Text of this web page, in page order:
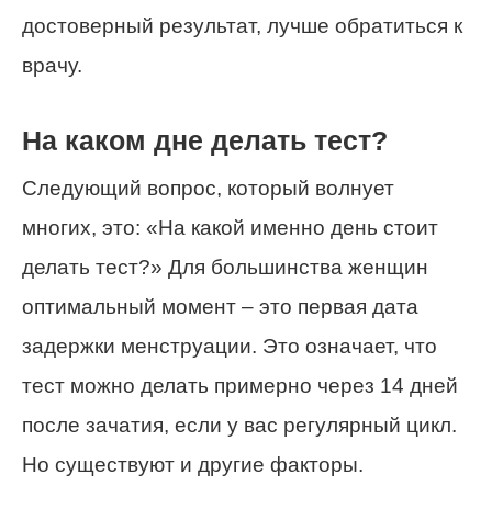
достоверный результат, лучше обратиться к
врачу.
На каком дне делать тест?
Следующий вопрос, который волнует
многих, это: «На какой именно день стоит
делать тест?» Для большинства женщин
оптимальный момент – это первая дата
задержки менструации. Это означает, что
тест можно делать примерно через 14 дней
после зачатия, если у вас регулярный цикл.
Но существуют и другие факторы.